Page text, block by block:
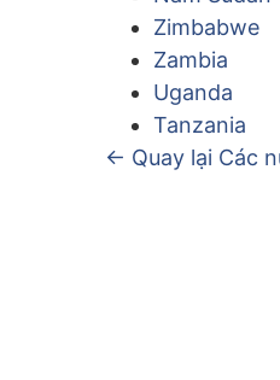
Zimbabwe
Zambia
Uganda
Tanzania
← Quay lại Các